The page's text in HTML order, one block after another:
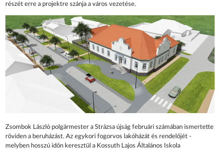
részét erre a projektre szánja a város vezetése.
Zsombok László polgármester a Strázsa újság februári számában ismertette
röviden a beruházást. Az egykori fogorvos lakóházát és rendelőjét -
melyben hosszú időn keresztül a Kossuth Lajos Általános Iskola